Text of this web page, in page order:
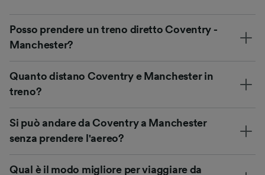
Posso prendere un treno diretto Coventry -
Manchester?
Quanto distano Coventry e Manchester in
treno?
Si può andare da Coventry a Manchester
senza prendere l'aereo?
Qual è il modo migliore per viaggiare da